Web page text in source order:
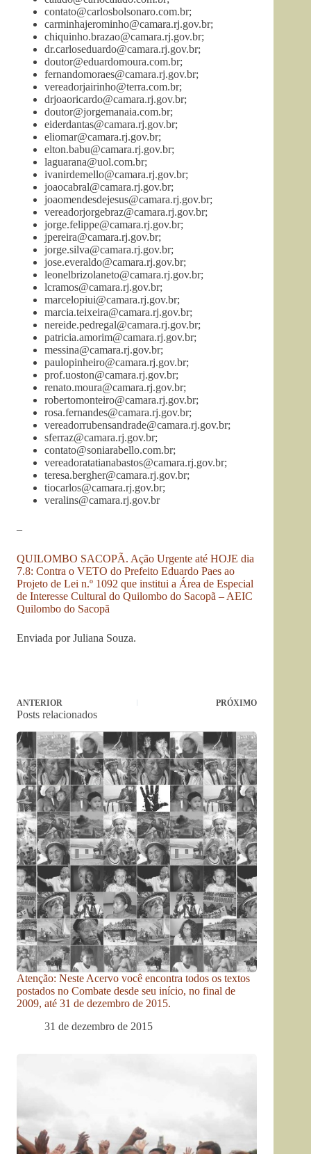
contato@carlosbolsonaro.com.br;
carminhajerominho@camara.rj.gov.br;
chiquinho.brazao@camara.rj.gov.br;
dr.carloseduardo@camara.rj.gov.br;
doutor@eduardomoura.com.br;
fernandomoraes@camara.rj.gov.br;
vereadorjairinho@terra.com.br;
drjoaoricardo@camara.rj.gov.br;
doutor@jorgemanaia.com.br;
eiderdantas@camara.rj.gov.br;
eliomar@camara.rj.gov.br;
elton.babu@camara.rj.gov.br;
laguarana@uol.com.br;
ivanirdemello@camara.rj.gov.br;
joaocabral@camara.rj.gov.br;
joaomendesdejesus@camara.rj.gov.br;
vereadorjorgebraz@camara.rj.gov.br;
jorge.felippe@camara.rj.gov.br;
jpereira@camara.rj.gov.br;
jorge.silva@camara.rj.gov.br;
jose.everaldo@camara.rj.gov.br;
leonelbrizolaneto@camara.rj.gov.br;
lcramos@camara.rj.gov.br;
marcelopiui@camara.rj.gov.br;
marcia.teixeira@camara.rj.gov.br;
nereide.pedregal@camara.rj.gov.br;
patricia.amorim@camara.rj.gov.br;
messina@camara.rj.gov.br;
paulopinheiro@camara.rj.gov.br;
prof.uoston@camara.rj.gov.br;
renato.moura@camara.rj.gov.br;
robertomonteiro@camara.rj.gov.br;
rosa.fernandes@camara.rj.gov.br;
vereadorrubensandrade@camara.rj.gov.br;
sferraz@camara.rj.gov.br;
contato@soniarabello.com.br;
vereadoratatianabastos@camara.rj.gov.br;
teresa.bergher@camara.rj.gov.br;
tiocarlos@camara.rj.gov.br;
veralins@camara.rj.gov.br
–
QUILOMBO SACOPÃ. Ação Urgente até HOJE dia
7.8: Contra o VETO do Prefeito Eduardo Paes ao
Projeto de Lei n.º 1092 que institui a Área de Especial
de Interesse Cultural do Quilombo do Sacopã – AEIC
Quilombo do Sacopã
Enviada por Juliana Souza.
ANTERIOR PRÓXIMO
Posts relacionados
Atenção: Neste Acervo você encontra todos os textos
postados no Combate desde seu início, no final de
2009, até 31 de dezembro de 2015.
31 de dezembro de 2015